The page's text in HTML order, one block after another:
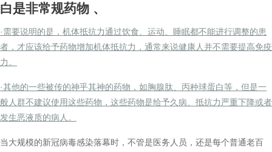
白是非常规药物 、
·需要说明的是，机体抵抗力通过饮食、运动、睡眠都不能进行调整的患
者，才应该给予药物增加机体抵抗力，通常来说健康人并不需要提高免疫
力。
·其他的一些被传的神乎其神的药物，如胸腺肽、丙种球蛋白等，但是一
般人群不建议使用这些药物，这些药物是给予久病、抵抗力严重下降或者
发生恶液质的病人。
当大规模的新冠病毒感染落幕时，不管是医务人员，还是每个普通老百